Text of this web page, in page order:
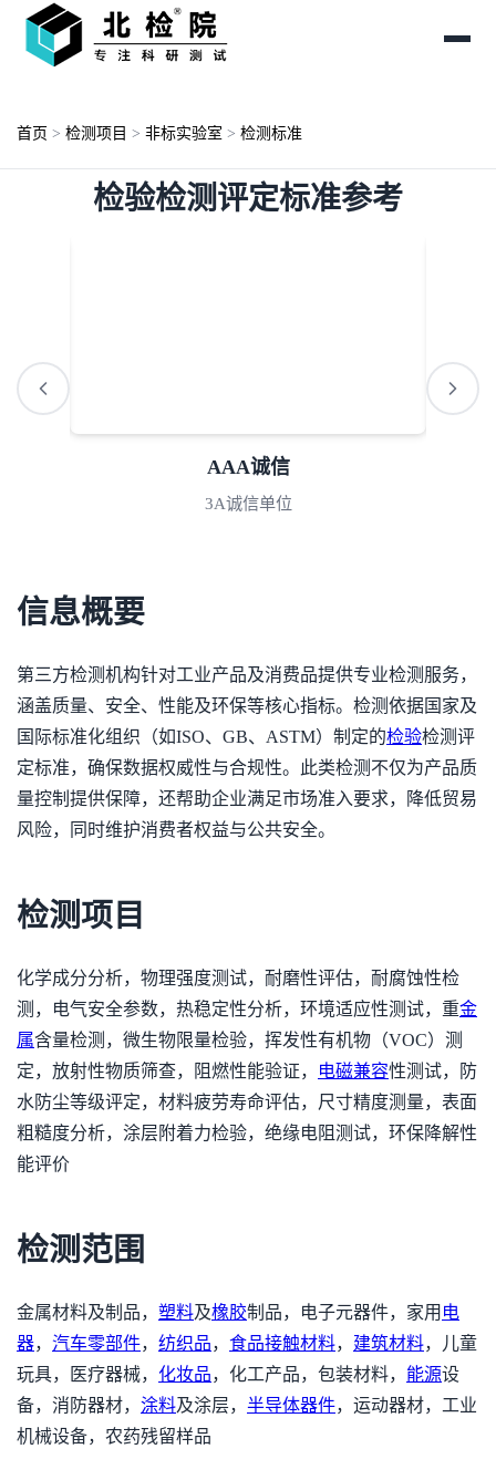
首页 > 检测项目 > 非标实验室 > 检测标准
检验检测评定标准参考
AAA诚信
3A诚信单位
信息概要
第三方检测机构针对工业产品及消费品提供专业检测服务，
涵盖质量、安全、性能及环保等核心指标。检测依据国家及
国际标准化组织（如ISO、GB、ASTM）制定的检验检测评
定标准，确保数据权威性与合规性。此类检测不仅为产品质
量控制提供保障，还帮助企业满足市场准入要求，降低贸易
风险，同时维护消费者权益与公共安全。
检测项目
化学成分分析，物理强度测试，耐磨性评估，耐腐蚀性检
测，电气安全参数，热稳定性分析，环境适应性测试，重金
属含量检测，微生物限量检验，挥发性有机物（VOC）测
定，放射性物质筛查，阻燃性能验证，
电磁兼容性测试，防
水防尘等级评定，材料疲劳寿命评估，尺寸精度测量，表面
粗糙度分析，涂层附着力检验，绝缘电阻测试，环保降解性
能评价
检测范围
金属材料及制品， 塑料及橡胶制品，电子元器件，家用 电
器， 汽车零部件， 纺织品， 食品接触材料， 建筑材料，儿童
玩具，医疗器械， 化妆品，化工产品，包装材料， 能源设
备，消防器材， 涂料及涂层， 半导体器件，运动器材，工业
机械设备，农药残留样品